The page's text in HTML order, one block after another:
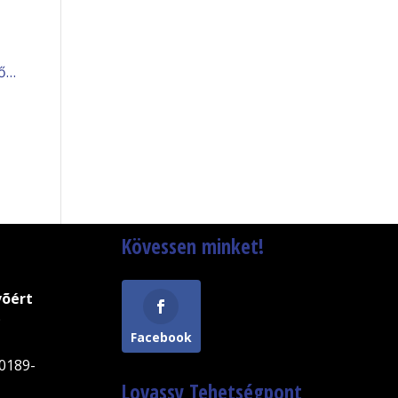
Kövessen minket!
Facebook
Lovassy Tehetségpont